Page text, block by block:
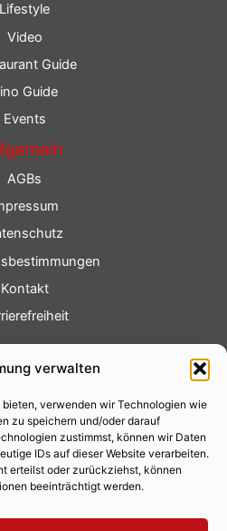
verwalten
bieten, verwenden wir Technologien wie
zu speichern und/oder darauf
zustimmst, können wir Daten
IDs auf dieser Website verarbeiten.
erteilst oder zurückziehst, können
beeinträchtigt werden.
Lifestyle
Video
Guide
Guide
Events
AGBs
Kontakt